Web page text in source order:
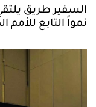
السفير طريق
نمواً التابع للأمم